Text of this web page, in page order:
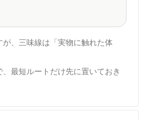
、三味線は「実物に触れた体
、最短ルートだけ先に置いておき